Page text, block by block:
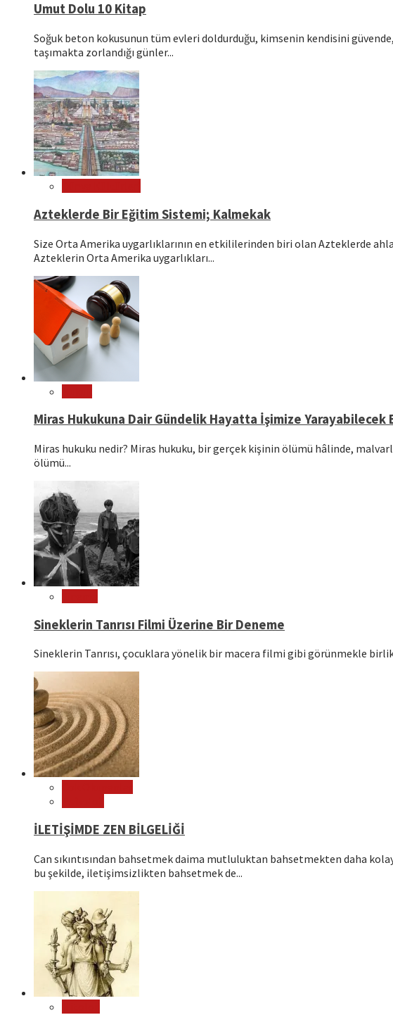
Umut Dolu 10 Kitap
Soğuk beton kokusunun tüm evleri doldurduğu, kimsenin kendisini
taşımakta zorlandığı günler...
Azteklerde Bir Eğitim Sistemi; Kalmekak
Size Orta Amerika uygarlıklarının en etkililerinden biri olan Azteklerde
Azteklerin Orta Amerika uygarlıkları...
Miras Hukukuna Dair Gündelik Hayatta İşimize Yarayabilecek
Miras hukuku nedir? Miras hukuku, bir gerçek kişinin ölümü hâlinde,
ölümü...
Sineklerin Tanrısı Filmi Üzerine Bir Deneme
Sineklerin Tanrısı, çocuklara yönelik bir macera filmi gibi görünmekle
İLETİŞİMDE ZEN BİLGELİĞİ
Can sıkıntısından bahsetmek daima mutluluktan bahsetmekten daha
bu şekilde, iletişimsizlikten bahsetmek de...